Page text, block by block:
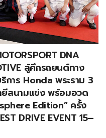
DNA
สู้ศึกรถยนต์ทาง
การ Honda พระราม 3
ยีสนามแข่ง พร้อมอวด
Edition” ครั้ง
DRIVE EVENT 15–